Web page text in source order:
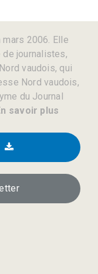
2006. Elle
de journalistes,
vaudois, qui
Nord vaudois,
du Journal
savoir plus